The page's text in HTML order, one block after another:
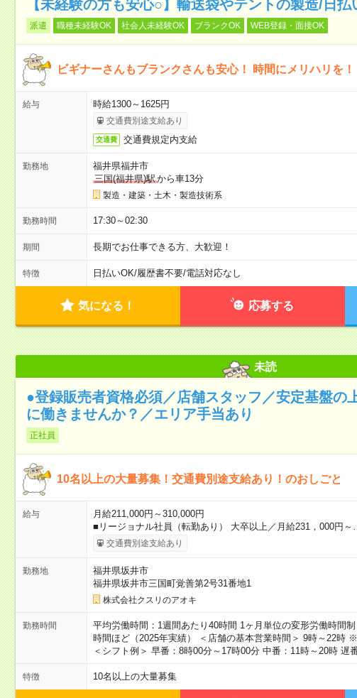
【未経験の方も安心○】輸送袋やテントの製造/日払
派遣 職種未経験OK 社会人未経験OK ブランクOK WEB登録・面接OK
ビギナーさんもブランクさんも安心！ 時間にメリハリを！
給与 時給1300～1625円
交通費別途支給あり
交通費 交通費規定内支給
勤務地
福井県福井市
三国(福井県)駅から車13分
製造・建築・土木・製造技術系
勤務時間 17:30～02:30
期間 長期でお仕事できる方、大歓迎！
特徴 日払いOK/履歴書不要/電話対応なし
気になる！ 応募する
未読
●登録販売者資格必須／店舗スタッフ／安定基盤の
に働きませんか？／エリア手当あり
正社員
10名以上の大量募集！交通費別途支給あり！のおしごと
給与
月給211,000円～310,000円
■リージョナル社員（転勤あり） 大卒以上／月給231，000円～…
交通費別途支給あり
勤務地
福井県坂井市
福井県坂井市三国町覚善第2号31番地1
株式会社クスリのアオキ
勤務時間
平均労働時間：1週間あたり40時間 1ヶ月単位の変形労働時間
時間ほど（2025年実績） ＜店舗の基本営業時間＞ 9時～22時
＜シフト例＞ 早番：8時00分～17時00分 中番：11時～20時 遅
特徴 10名以上の大量募集